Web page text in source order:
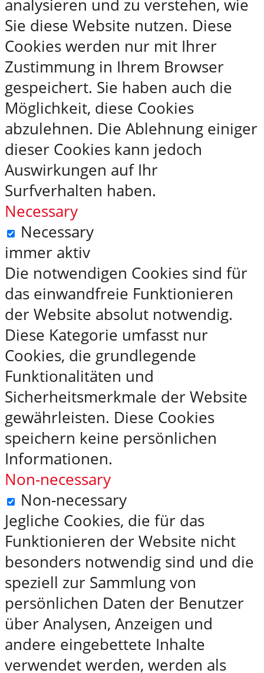
analysieren und zu verstehen, wie
Sie diese Website nutzen. Diese
Cookies werden nur mit Ihrer
Zustimmung in Ihrem Browser
gespeichert. Sie haben auch die
Möglichkeit, diese Cookies
abzulehnen. Die Ablehnung einiger
dieser Cookies kann jedoch
Auswirkungen auf Ihr
Surfverhalten haben.
Necessary
Necessary
immer aktiv
Die notwendigen Cookies sind für
das einwandfreie Funktionieren
der Website absolut notwendig.
Diese Kategorie umfasst nur
Cookies, die grundlegende
Funktionalitäten und
Sicherheitsmerkmale der Website
gewährleisten. Diese Cookies
speichern keine persönlichen
Informationen.
Non-necessary
Non-necessary
Jegliche Cookies, die für das
Funktionieren der Website nicht
besonders notwendig sind und die
speziell zur Sammlung von
persönlichen Daten der Benutzer
über Analysen, Anzeigen und
andere eingebettete Inhalte
verwendet werden, werden als